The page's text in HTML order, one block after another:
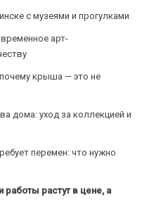
с музеями и прогулками
арт-
крыша — это не
дома: уход за коллекцией и
перемен: что нужно
работы растут в цене, а